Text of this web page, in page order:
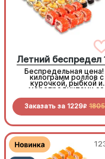
Беспредельная цена!
килограмм роллов с
курочкой, рыбкой и
морепродуктами со
вас!
Заказать за 1229R 1805